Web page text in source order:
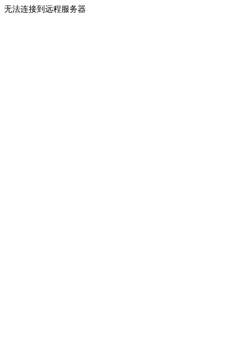
无法连接到远程服务器